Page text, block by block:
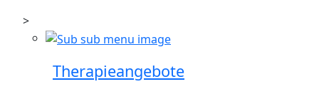
>
Therapieangebote